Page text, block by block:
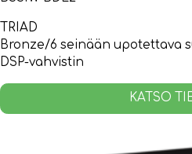
TRIAD
Bronze/6 seinään upotettava
DSP-vahvistin
KATSO